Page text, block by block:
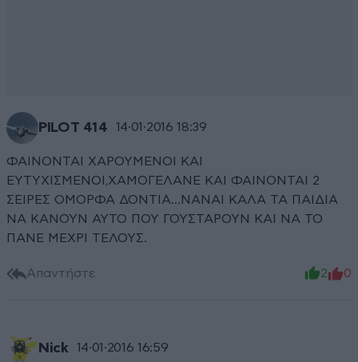
PILOT 414 14·01·2016 18:39
ΦΑΙΝΟΝΤΑΙ ΧΑΡΟΥΜΕΝΟΙ ΚΑΙ
ΕΥΤΥΧΙΣΜΕΝΟΙ,ΧΑΜΟΓΕΛΑΝΕ ΚΑΙ ΦΑΙΝΟΝΤΑΙ 2
ΣΕΙΡΕΣ ΟΜΟΡΦΑ ΔΟΝΤΙΑ...ΝΑΝΑΙ ΚΑΛΑ ΤΑ ΠΑΙΔΙΑ
ΝΑ ΚΑΝΟΥΝ ΑΥΤΟ ΠΟΥ ΓΟΥΣΤΑΡΟΥΝ ΚΑΙ ΝΑ ΤΟ
ΠΑΝΕ ΜΕΧΡΙ ΤΕΛΟΥΣ.
Απαντήστε 2 0
Nick 14·01·2016 16:59